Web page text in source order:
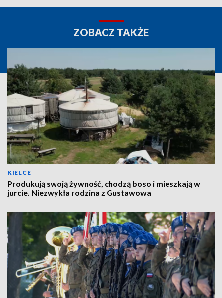
ZOBACZ TAKŻE
KIELCE
Produkują swoją żywność, chodzą boso i mieszkają w
jurcie. Niezwykła rodzina z Gustawowa